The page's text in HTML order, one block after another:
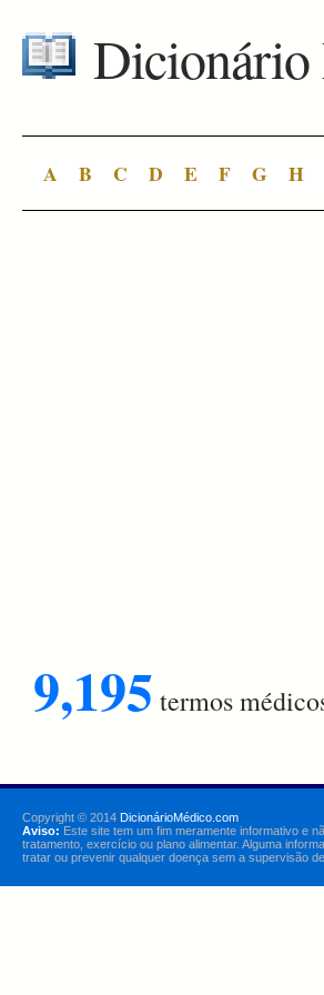
A B C D E F G H
9,195 termos
Copyright © 2014 DicionárioMédico.com
Aviso: Este site tem um fim meramente informativo e
tratamento, exercício ou plano alimentar. Alguma
tratar ou prevenir qualquer doença sem a supervisão